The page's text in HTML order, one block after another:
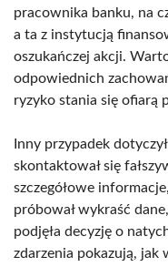
pracownika banku, na
a ta z instytucją
oszukańczej akcji.
odpowiednich
ryzyko stania się ofiarą
Inny przypadek
skontaktował się
szczegółowe
próbował wykraść
podjęła decyzję o
zdarzenia pokazują, jak